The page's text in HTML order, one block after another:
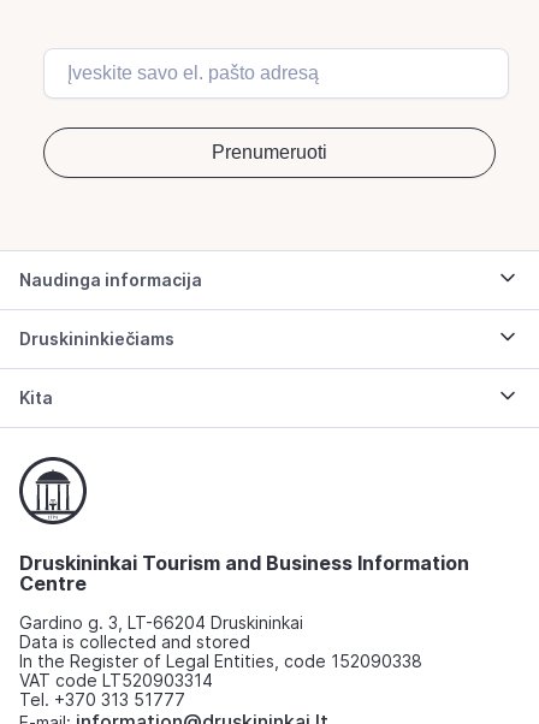
Naudinga informacija
Druskininkiečiams
Kita
Druskininkai Tourism and Business Information
Centre
Gardino g. 3, LT-66204 Druskininkai
Data is collected and stored
In the Register of Legal Entities, code 152090338
VAT code LT520903314
Tel. +370 313 51777